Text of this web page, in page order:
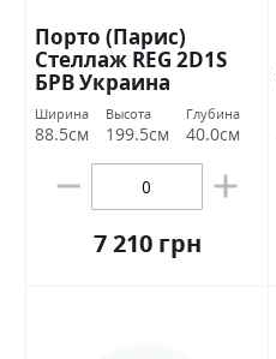
Порто (Парис)
Стеллаж REG 2D1S
БРВ Украина
Ширина
88.5см
Высота
199.5см
Глубина
40.0см
7 210 грн